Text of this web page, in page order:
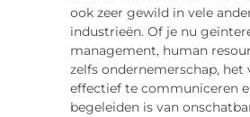
ook zeer gewild in vele
industrieën. Of je nu
management, human
zelfs ondernemerschap,
effectief te communiceren
begeleiden is van